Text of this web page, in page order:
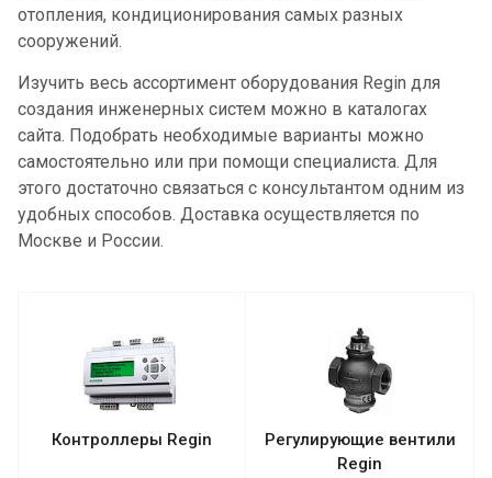
отопления, кондиционирования самых разных
сооружений.
Изучить весь ассортимент оборудования Regin для
создания инженерных систем можно в каталогах
сайта. Подобрать необходимые варианты можно
самостоятельно или при помощи специалиста. Для
этого достаточно связаться с консультантом одним из
удобных способов. Доставка осуществляется по
Москве и России.
Контроллеры Regin
Регулирующие вентили
Regin